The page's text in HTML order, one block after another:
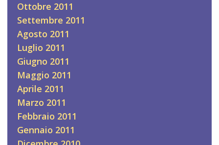
Ottobre 2011
Settembre 2011
Agosto 2011
Luglio 2011
Giugno 2011
Maggio 2011
Aprile 2011
Marzo 2011
Febbraio 2011
Gennaio 2011